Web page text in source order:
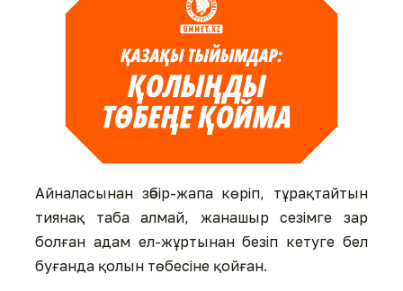
Айналасынан зәбір-жапа көріп, тұрақтайтын
тиянақ таба алмай, жанашыр сезімге зар
болған адам ел-жұртынан безіп кетуге бел
буғанда қолын төбесіне қойған.